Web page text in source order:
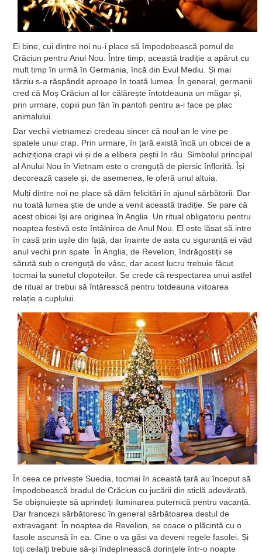
Ei bine, cui dintre noi nu-i place să împodobească pomul de
Crăciun pentru Anul Nou. Între timp, această tradiție a apărut cu
mult timp în urmă în Germania, încă din Evul Mediu. Și mai
târziu s-a răspândit aproape în toată lumea. În general, germanii
cred că Moș Crăciun al lor călărește întotdeauna un măgar și,
prin urmare, copiii pun fân în pantofi pentru a-i face pe plac
animalului.
Dar vechii vietnamezi credeau sincer că noul an le vine pe
spatele unui crap. Prin urmare, în țară există încă un obicei de a
achiziționa crapi vii și de a elibera peștii în râu. Simbolul principal
al Anului Nou în Vietnam este o crenguță de piersic înflorită. Își
decorează casele și, de asemenea, le oferă unul altuia.
Mulți dintre noi ne place să dăm felicitări în ajunul sărbătorii. Dar
nu toată lumea știe de unde a venit această tradiție. Se pare că
acest obicei își are originea în Anglia. Un ritual obligatoriu pentru
noaptea festivă este întâlnirea de Anul Nou. El este lăsat să intre
în casă prin ușile din față, dar înainte de asta cu siguranță ei văd
anul vechi prin spate. În Anglia, de Revelion, îndrăgostiții se
sărută sub o crenguță de vâsc, dar acest lucru trebuie făcut
tocmai la sunetul clopoteilor. Se crede că respectarea unui astfel
de ritual ar trebui să întărească pentru totdeauna viitoarea
relație a cuplului.
În ceea ce privește Suedia, tocmai în această țară au început să
împodobească bradul de Crăciun cu jucării din sticlă adevărată.
Se obișnuiește să aprindeți iluminarea puternică pentru vacanță.
Dar francezii sărbătoresc în general sărbătoarea destul de
extravagant. În noaptea de Revelion, se coace o plăcintă cu o
fasole ascunsă în ea. Cine o va găsi va deveni regele fasolei. Și
toți ceilalți trebuie să-și îndeplinească dorințele într-o noapte